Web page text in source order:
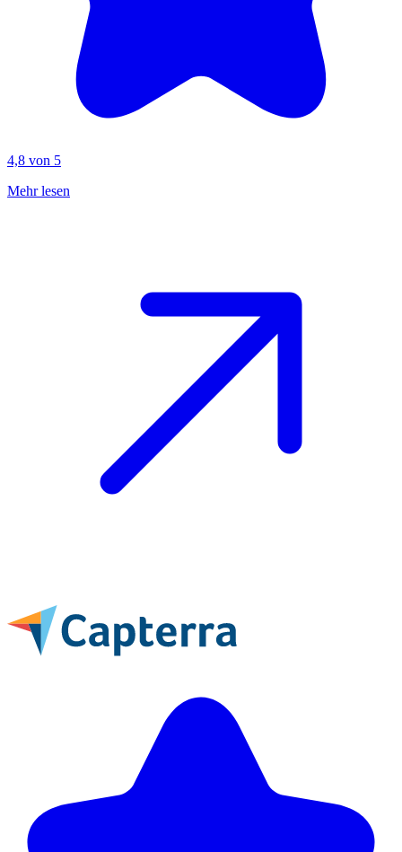
4,8 von 5
Mehr lesen